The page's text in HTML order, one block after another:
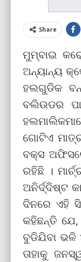
Share
ମୁମ୍ବାଇ
ଅନ୍ୟାନ୍ୟ
ହଲଗୁଡିକ
ବଲିଉଡର
ଗୋଟିଏ
ବକ୍ସ
ରହିଛି ।
ଅନିର୍ଦ୍ଦିଷ୍ଟ
ଦିନରେ ଏହି
କହିଛନ୍ତି
ବୁଡିଯିବା ଭଳି
ତାହାକୁ